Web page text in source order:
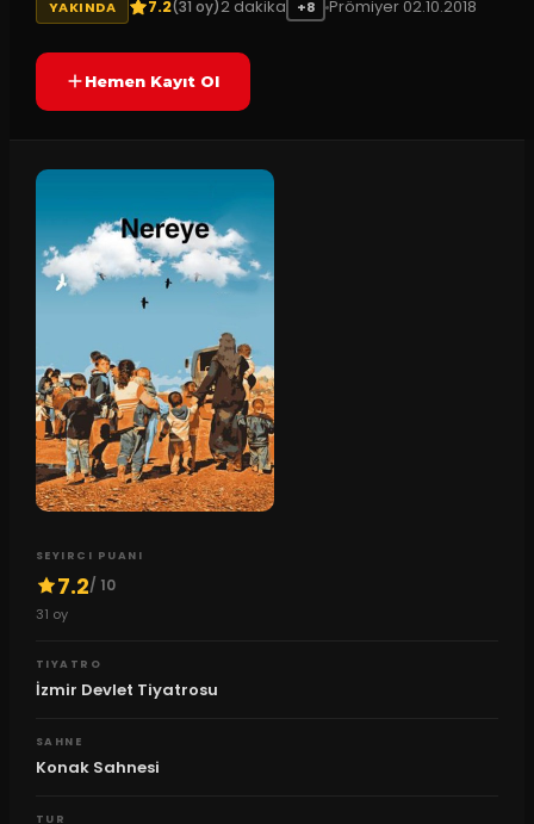
YAKINDA 7.2(31 oy)2 dakika +8 Prömiyer 02.10.2018
Hemen Kayıt Ol
SEYIRCI PUANI
7.2/ 10
31 oy
TIYATRO
İzmir Devlet Tiyatrosu
SAHNE
Konak Sahnesi
TUR